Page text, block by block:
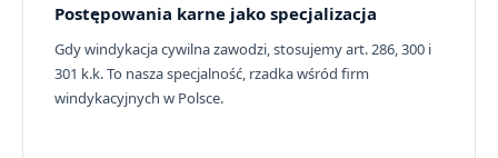
Postępowania karne jako specjalizacja
Gdy windykacja cywilna zawodzi, stosujemy art. 286, 300 i
301 k.k. To nasza specjalność, rzadka wśród firm
windykacyjnych w Polsce.